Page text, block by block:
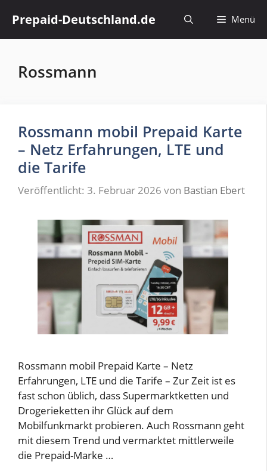
Inhalt
springen
Prepaid-Deutschland.de Menü
Rossmann
Rossmann mobil Prepaid Karte
– Netz Erfahrungen, LTE und
die Tarife
Veröffentlicht: 3. Februar 2026 von Bastian Ebert
Rossmann mobil Prepaid Karte – Netz
Erfahrungen, LTE und die Tarife – Zur Zeit ist es
fast schon üblich, dass Supermarktketten und
Drogerieketten ihr Glück auf dem
Mobilfunkmarkt probieren. Auch Rossmann geht
mit diesem Trend und vermarktet mittlerweile
die Prepaid-Marke …